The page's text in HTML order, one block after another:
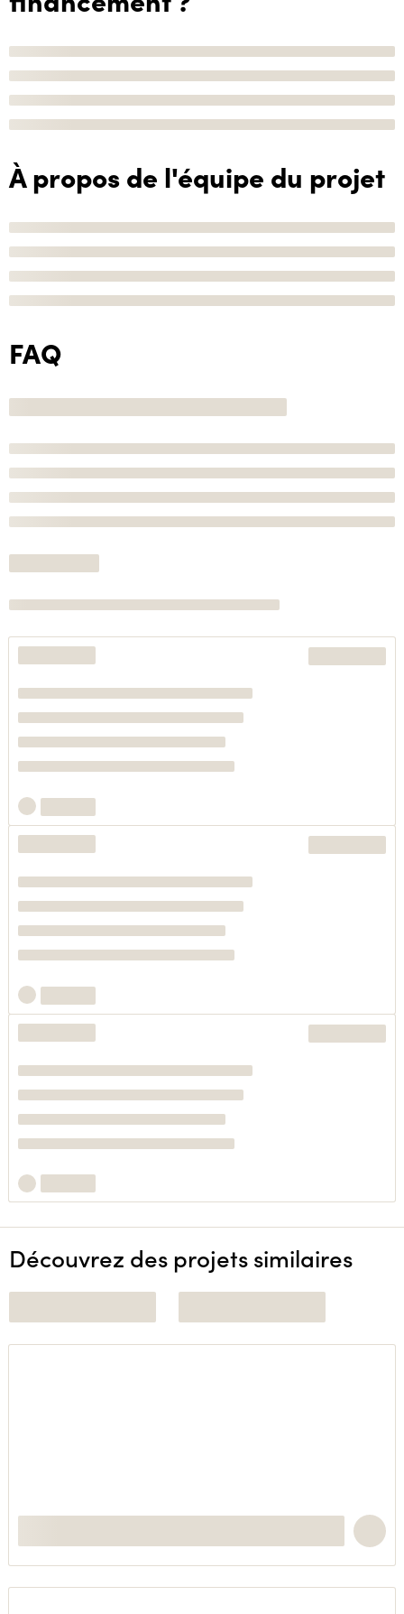
À propos de l'équipe du projet
FAQ
Découvrez des projets similaires